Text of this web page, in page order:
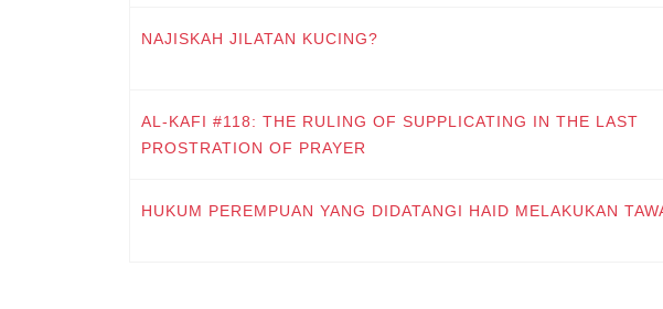
NAJISKAH JILATAN KUCING?
AL-KAFI #118: THE RULING OF SUPPLICATING IN THE LAST
PROSTRATION OF PRAYER
HUKUM PEREMPUAN YANG DIDATANGI HAID MELAKUKAN